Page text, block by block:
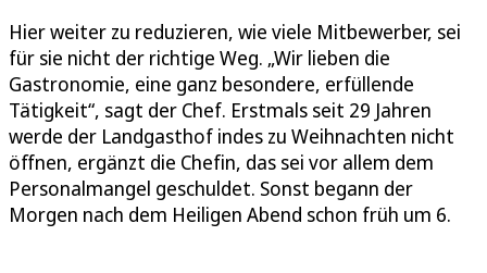
Hier weiter zu reduzieren, wie viele Mitbewerber, sei
für sie nicht der richtige Weg. „Wir lieben die
Gastronomie, eine ganz besondere, erfüllende
Tätigkeit“, sagt der Chef. Erstmals seit 29 Jahren
werde der Landgasthof indes zu Weihnachten nicht
öffnen, ergänzt die Chefin, das sei vor allem dem
Personalmangel geschuldet. Sonst begann der
Morgen nach dem Heiligen Abend schon früh um 6.